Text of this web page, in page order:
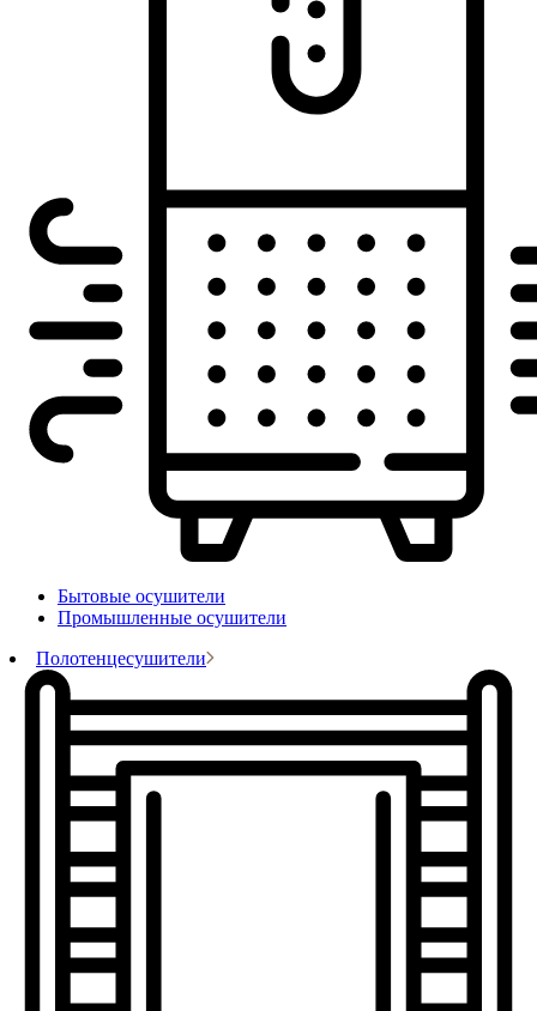
Бытовые осушители
Промышленные осушители
Полотенцесушители